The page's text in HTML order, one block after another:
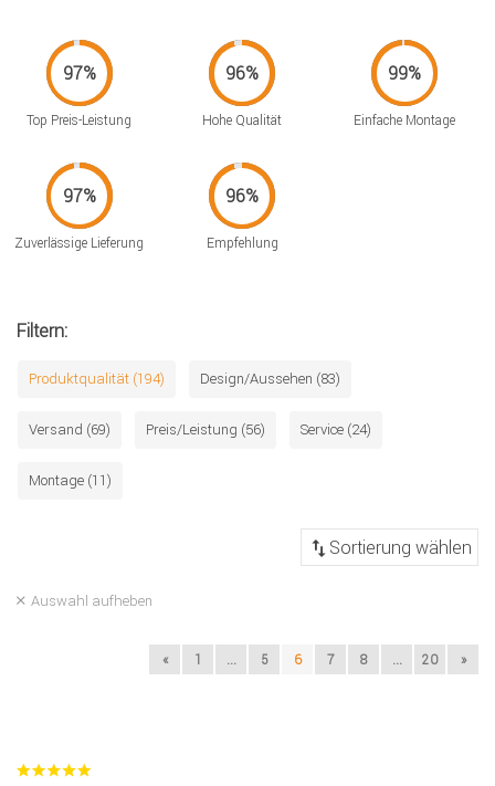
Top Preis-Leistung Hohe Qualität Einfache Montage
Zuverlässige Lieferung Empfehlung
Filtern:
Produktqualität (194) Design/Aussehen (83)
Versand (69) Preis/Leistung (56) Service (24)
Montage (11)
Auswahl aufheben
« 1 ... 5 6 7 8 ... 20 »